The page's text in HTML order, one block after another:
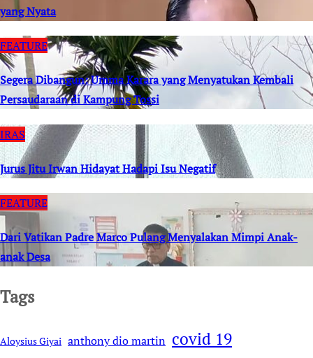
yang Nyata
FEATURE
Segera Dibangun: Umma Karara yang Menyatukan Kembali
Persaudaraan di Kampung Tossi
IRAS
Jurus Jitu Irwan Hidayat Hadapi Isu Negatif
FEATURE
Dari Vatikan Padre Marco Pulang Menyalakan Mimpi Anak-
anak Desa
Tags
Aloysius Giyai anthony dio martin covid 19